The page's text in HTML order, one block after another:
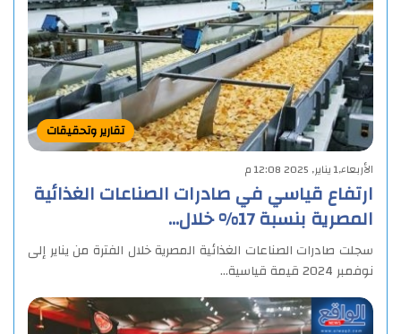
تقارير وتحقيقات
الأربعاء,1 يناير, 2025 12:08 م
ارتفاع قياسي في صادرات الصناعات الغذائية
المصرية بنسبة 17% خلال…
سجلت صادرات الصناعات الغذائية المصرية خلال الفترة من يناير إلى
نوفمبر 2024 قيمة قياسية…